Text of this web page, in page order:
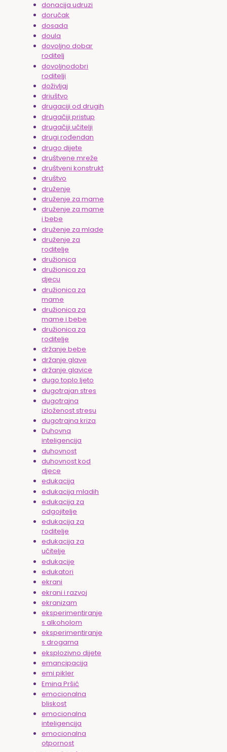
donacija udruzi
doručak
dosada
doula
dovoljno dobar
roditelj
dovoljnodobri
roditelji
doživljaj
driuštvo
drugaciji od drugih
drugačiji pristup
drugačiji učitelji
drugi rođendan
drugo dijete
društvene mreže
društveni konstrukt
društvo
druženje
druženje za mame
druženje za mame
i bebe
druženje za mlade
druženje za
roditelje
družionica
družionica za
djecu
družionica za
mame
družionica za
mame i bebe
družionica za
roditelje
držanje bebe
držanje glave
držanje glavice
dugo toplo ljeto
dugotrajan stres
dugotrajna
izloženost stresu
dugotrajna kriza
Duhovna
inteligencija
duhovnost
duhovnost kod
djece
edukacija
edukacija mladih
edukacija za
odgojitelje
edukacija za
roditelje
edukacija za
učitelje
edukacije
edukatori
ekrani
ekrani i razvoj
ekranizam
eksperimentiranje
s alkoholom
eksperimentiranje
s drogama
eksplozivno dijete
emancipacija
emi pikler
Emina Pršić
emocionalna
bliskost
emocionalna
inteligencija
emocionalna
otpornost